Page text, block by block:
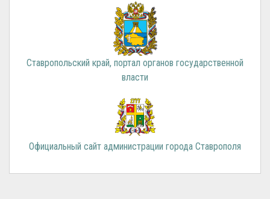
Ставропольский край, портал органов государственной
власти
Официальный сайт администрации города Ставрополя